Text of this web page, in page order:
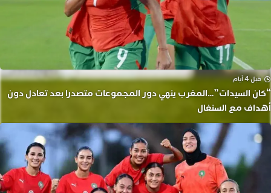
قبل 4 أيام
“كان السيدات”…المغرب ينهي دور المجموعات متصدرا بعد تعادل دون
أهداف مع السنغال